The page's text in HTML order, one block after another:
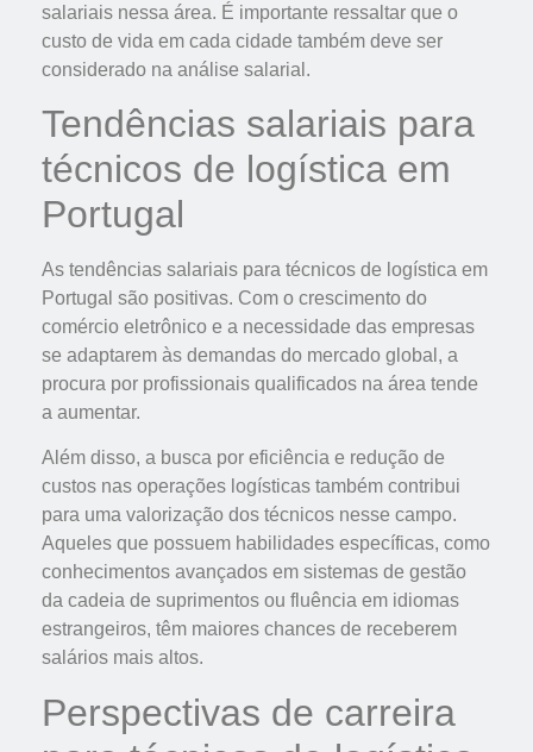
salariais nessa área. É importante ressaltar que o
custo de vida em cada cidade também deve ser
considerado na análise salarial.
Tendências salariais para
técnicos de logística em
Portugal
As tendências salariais para técnicos de logística em
Portugal são positivas. Com o crescimento do
comércio eletrônico e a necessidade das empresas
se adaptarem às demandas do mercado global, a
procura por profissionais qualificados na área tende
a aumentar.
Além disso, a busca por eficiência e redução de
custos nas operações logísticas também contribui
para uma valorização dos técnicos nesse campo.
Aqueles que possuem habilidades específicas, como
conhecimentos avançados em sistemas de gestão
da cadeia de suprimentos ou fluência em idiomas
estrangeiros, têm maiores chances de receberem
salários mais altos.
Perspectivas de carreira